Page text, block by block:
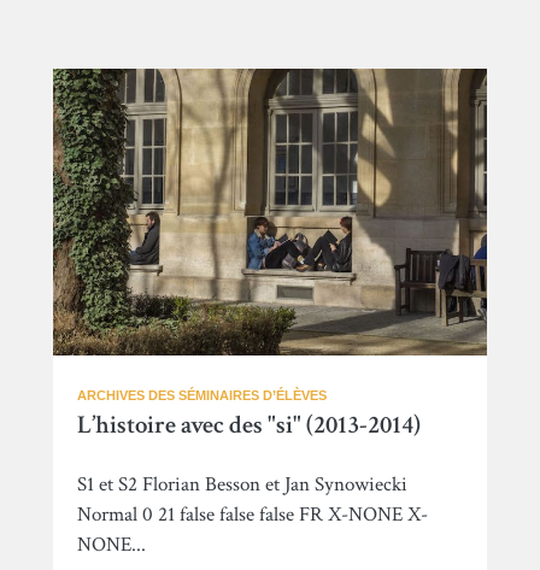
ARCHIVES DES SÉMINAIRES D’ÉLÈVES
L’histoire avec des "si" (2013-2014)
S1 et S2 Florian Besson et Jan Synowiecki
Normal 0 21 false false false FR X-NONE X-
NONE...